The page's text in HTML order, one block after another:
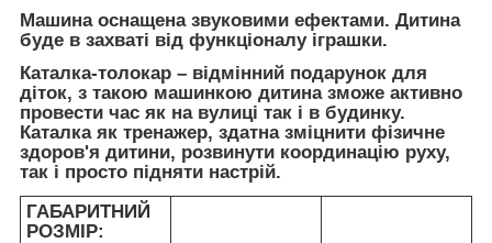
Машина оснащена звуковими ефектами. Дитина
буде в захваті від функціоналу іграшки.
Каталка-толокар – відмінний подарунок для
діток, з такою машинкою дитина зможе активно
провести час як на вулиці так і в будинку.
Каталка як тренажер, здатна зміцнити фізичне
здоров'я дитини, розвинути координацію руху,
так і просто підняти настрій.
ГАБАРИТНИЙ
РОЗМІР: